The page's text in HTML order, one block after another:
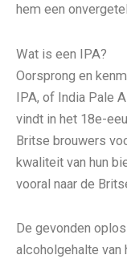
hem een
Wat is een IPA?
Oorsprong en
IPA, of India Pale
vindt in het 18e-
Britse brouwers
kwaliteit van hun
vooral naar de
De gevonden
alcoholgehalte van